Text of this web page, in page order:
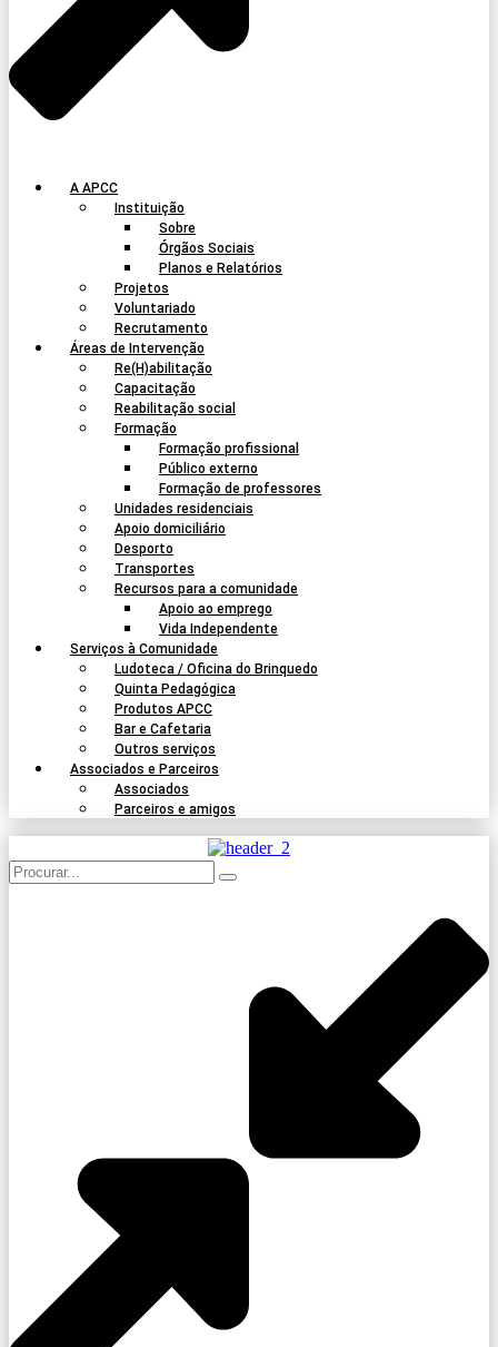
A APCC
Instituição
Sobre
Órgãos Sociais
Planos e Relatórios
Projetos
Voluntariado
Recrutamento
Áreas de Intervenção
Re(H)abilitação
Capacitação
Reabilitação social
Formação
Formação profissional
Público externo
Formação de professores
Unidades residenciais
Apoio domiciliário
Desporto
Transportes
Recursos para a comunidade
Apoio ao emprego
Vida Independente
Serviços à Comunidade
Ludoteca / Oficina do Brinquedo
Quinta Pedagógica
Produtos APCC
Bar e Cafetaria
Outros serviços
Associados e Parceiros
Associados
Parceiros e amigos